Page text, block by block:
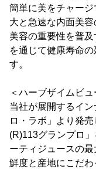
簡単に美をチャー
大と急速な内面美
美容の重要性を普
を通じて健康寿命
す。
＜ハーブザイムビ
当社が展開するイ
ロ・ラボ」より発
(R)113グランプロ
ーティジュースの最
鮮度と産地にこだわ